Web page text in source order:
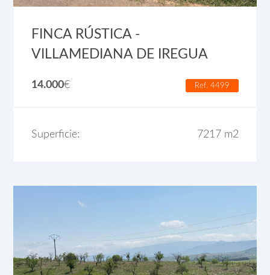
FINCA RÚSTICA -
VILLAMEDIANA DE IREGUA
14.000€ Ref. 4499
Superficie: 7217 m2